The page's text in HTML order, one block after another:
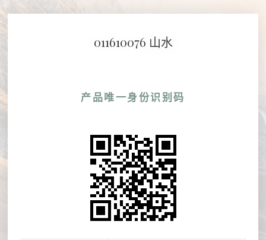
011610076 山水
产品唯一身份识别码